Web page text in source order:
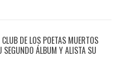
DE LOS POETAS MUERTOS
SEGUNDO ÁLBUM Y ALISTA SU